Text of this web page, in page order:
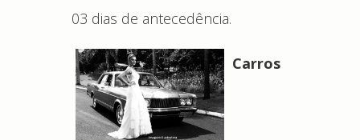
03 dias de antecedência.
Carros